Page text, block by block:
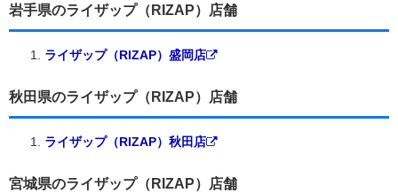
岩手県のライザップ（RIZAP）店舗
ライザップ（RIZAP）盛岡店
秋田県のライザップ（RIZAP）店舗
ライザップ（RIZAP）秋田店
宮城県のライザップ（RIZAP）店舗